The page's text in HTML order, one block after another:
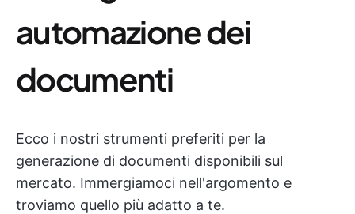
automazione dei
documenti
Ecco i nostri strumenti preferiti per la
generazione di documenti disponibili sul
mercato. Immergiamoci nell'argomento e
troviamo quello più adatto a te.